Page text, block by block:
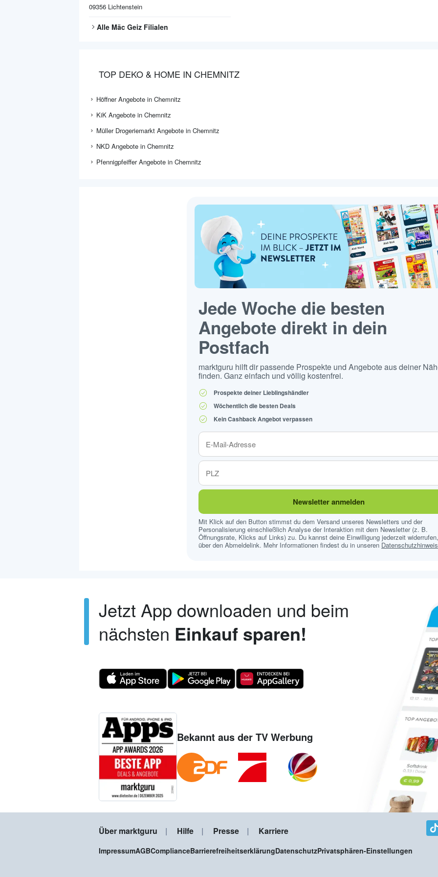
09356 Lichtenstein
Alle Mäc Geiz Filialen
TOP DEKO & HOME IN CHEMNITZ
Höffner Angebote in Chemnitz
KiK Angebote in Chemnitz
Müller Drogeriemarkt Angebote in Chemnitz
NKD Angebote in Chemnitz
Pfennigpfeiffer Angebote in Chemnitz
Jede Woche die besten
Angebote direkt in dein
Postfach
marktguru hilft dir passende Prospekte und Angebote aus deiner
finden. Ganz einfach und völlig kostenfrei.
Prospekte deiner Lieblingshändler
Wöchentlich die besten Deals
Kein Cashback Angebot verpassen
Newsletter anmelden
Mit Klick auf den Button stimmst du dem Versand unseres Newsletters und der
Personalisierung einschließlich Analyse der Interaktion mit dem Newsletter (z. B.
Öffnungsrate, Klicks auf Links) zu. Du kannst deine Einwilligung jederzeit
über den Abmeldelink. Mehr Informationen findest du in unseren
Jetzt App downloaden und beim
nächsten Einkauf sparen!
Bekannt aus der TV Werbung
Über marktguru Hilfe Presse Karriere
ImpressumAGBComplianceBarrierefreiheitserklärungDatenschutzPrivatsphären-Einstellungen